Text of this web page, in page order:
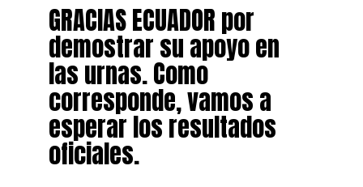
GRACIAS ECUADOR por
demostrar su apoyo en
las urnas. Como
corresponde, vamos a
esperar los resultados
oficiales.